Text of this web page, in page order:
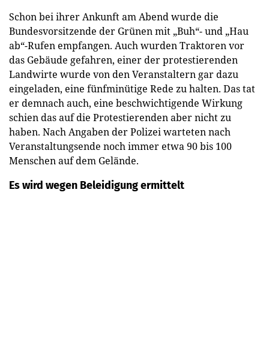
Schon bei ihrer Ankunft am Abend wurde die
Bundesvorsitzende der Grünen mit „Buh“- und „Hau
ab“-Rufen empfangen. Auch wurden Traktoren vor
das Gebäude gefahren, einer der protestierenden
Landwirte wurde von den Veranstaltern gar dazu
eingeladen, eine fünfminütige Rede zu halten. Das tat
er demnach auch, eine beschwichtigende Wirkung
schien das auf die Protestierenden aber nicht zu
haben. Nach Angaben der Polizei warteten nach
Veranstaltungsende noch immer etwa 90 bis 100
Menschen auf dem Gelände.
Es wird wegen Beleidigung ermittelt